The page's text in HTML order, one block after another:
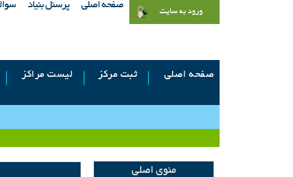
پرسنل بنیاد صفحه اصلی
ورود به سایت
صفحه اصلی ثبت مرکز لیست مراکز
منوی اصلی